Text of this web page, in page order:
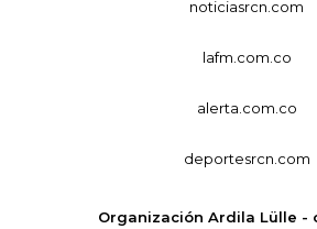
noticiasrcn.com
lafm.com.co
alerta.com.co
deportesrcn.com
Organización Ardila Lülle -